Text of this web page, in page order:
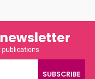
publications